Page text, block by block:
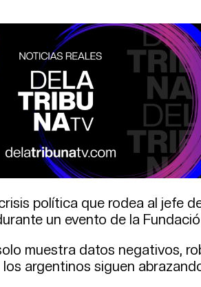
política que rodea al jefe
un evento de la
muestra datos negativos,
los argentinos siguen